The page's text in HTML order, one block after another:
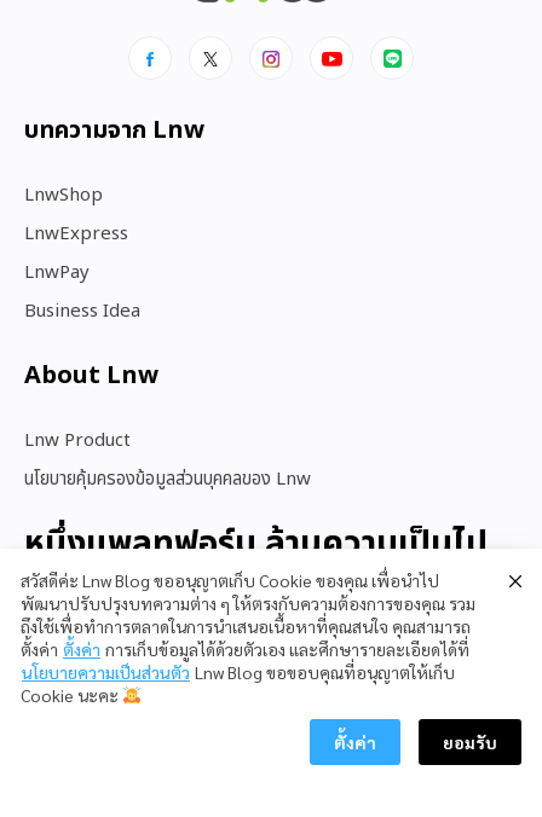
บทความจาก Lnw
LnwShop
LnwExpress
LnwPay
Business Idea
About Lnw​
Lnw Product
นโยบายคุ้มครองข้อมูลส่วนบุคคลของ Lnw
หนึ่งแพลทฟอร์ม ล้านความเป็นไป
ได้
สนใจใช้ LnwShop
สวัสดีค่ะ Lnw Blog ขออนุญาตเก็บ Cookie ของคุณ เพื่อนำไป
พัฒนาปรับปรุงบทความต่าง ๆ ให้ตรงกับความต้องการของคุณ รวม
ถึงใช้เพื่อทำการตลาดในการนำเสนอเนื้อหาที่คุณสนใจ คุณสามารถ
ตั้งค่า ตั้งค่า การเก็บข้อมูลได้ด้วยตัวเอง และศึกษารายละเอียดได้ที่
นโยบายความเป็นส่วนตัว Lnw Blog ขอขอบคุณที่อนุญาตให้เก็บ
Cookie นะคะ
ตั้งค่า ยอมรับ